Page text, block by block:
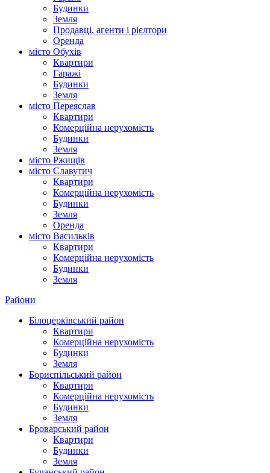
Будинки
Земля
Продавці, агенти і рієлтори
Оренда
місто Обухів
Квартири
Гаражі
Будинки
Земля
місто Переяслав
Квартири
Комерційна нерухомість
Будинки
Земля
місто Ржищів
місто Славутич
Квартири
Комерційна нерухомість
Будинки
Земля
Оренда
місто Василькiв
Квартири
Комерційна нерухомість
Будинки
Земля
Райони
Білоцерківський район
Квартири
Комерційна нерухомість
Будинки
Земля
Бориспільський район
Квартири
Комерційна нерухомість
Будинки
Земля
Броварський район
Квартири
Будинки
Земля